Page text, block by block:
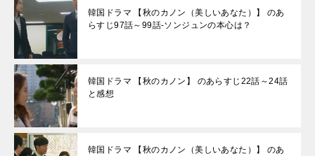
韓国ドラマ 【秋のカノン（美しいあなた）】 のあ
らすじ97話～99話-ソンジュンの本心は？
韓国ドラマ 【秋のカノン】 のあらすじ22話～24話
と感想
韓国ドラマ 【秋のカノン（美しいあなた）】 のあ